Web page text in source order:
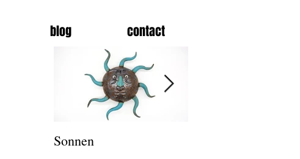
blog contact
Sonnen